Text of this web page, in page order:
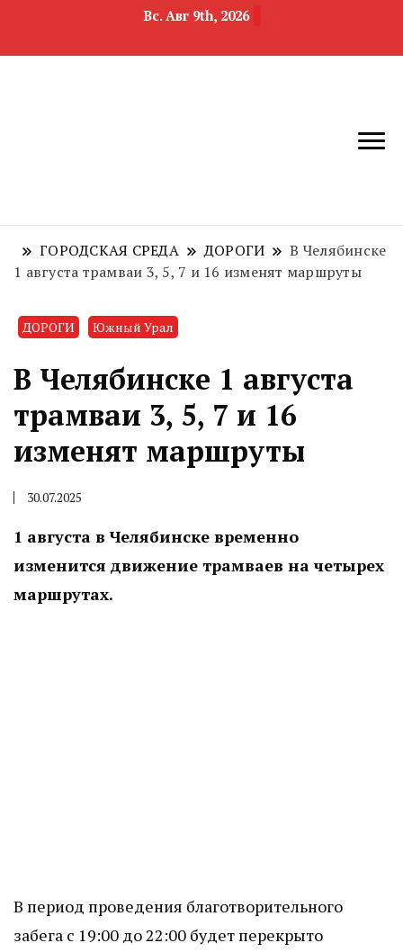
Вс. Авг 9th, 2026
область
недвижимости
ГОРОДСКАЯ СРЕДА ДОРОГИ
В Челябинске
1 августа трамваи 3, 5, 7 и 16 изменят маршруты
ДОРОГИ Южный Урал
В Челябинске 1 августа
трамваи 3, 5, 7 и 16
изменят маршруты
30.07.2025
1 августа в Челябинске временно
изменится движение трамваев на четырех
маршрутах.
В период проведения благотворительного
забега с 19:00 до 22:00 будет перекрыто